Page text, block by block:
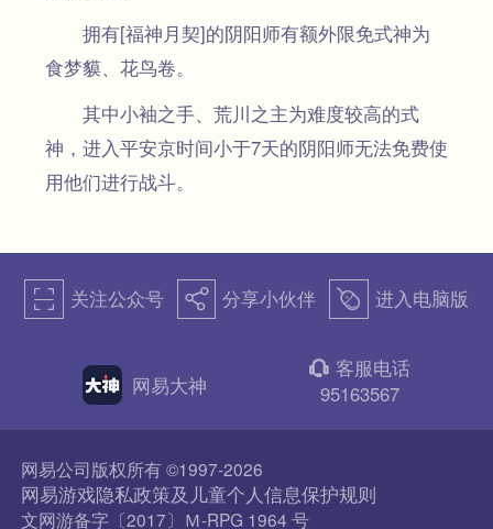
拥有[福神月契]的阴阳师有额外限免式神为
食梦貘、花鸟卷。
其中小袖之手、荒川之主为难度较高的式
神，进入平安京时间小于7天的阴阳师无法免费使
用他们进行战斗。
򰀁 关注公众号 򰀂 分享小伙伴 򰀄 进入电脑版
网易大神
򰀃 客服电话
95163567
网易公司版权所有 ©1997-2026
网易游戏隐私政策及儿童个人信息保护规则
文网游备字〔2017〕Ｍ-RPG 1964 号